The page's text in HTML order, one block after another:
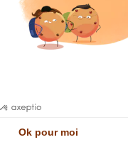
Teriyaki : Mélanger
en 2 le morceaux de
un bocal au frigo.
de gingembre.
Enlever le gros
de 1.5 cm et les
d'une heure,